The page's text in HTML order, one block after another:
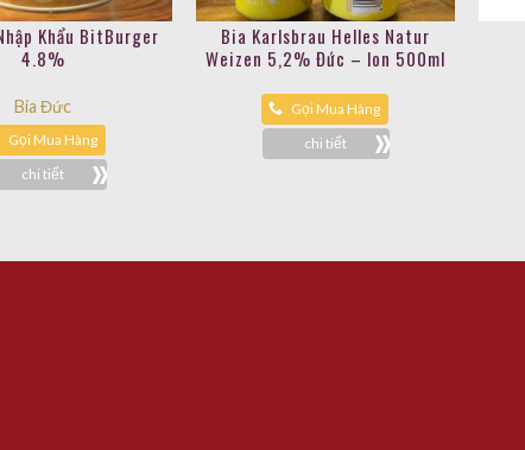
Khẩu BitBurger
4.8%
Bia Đức
Gọi Mua Hàng
chi tiết
Bia Karlsbrau Helles Natur
Weizen 5,2% Đức – lon 500ml
Gọi Mua Hàng
chi tiết